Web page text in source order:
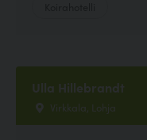
Ulla Hillebrandt
Virkkala, Lohja